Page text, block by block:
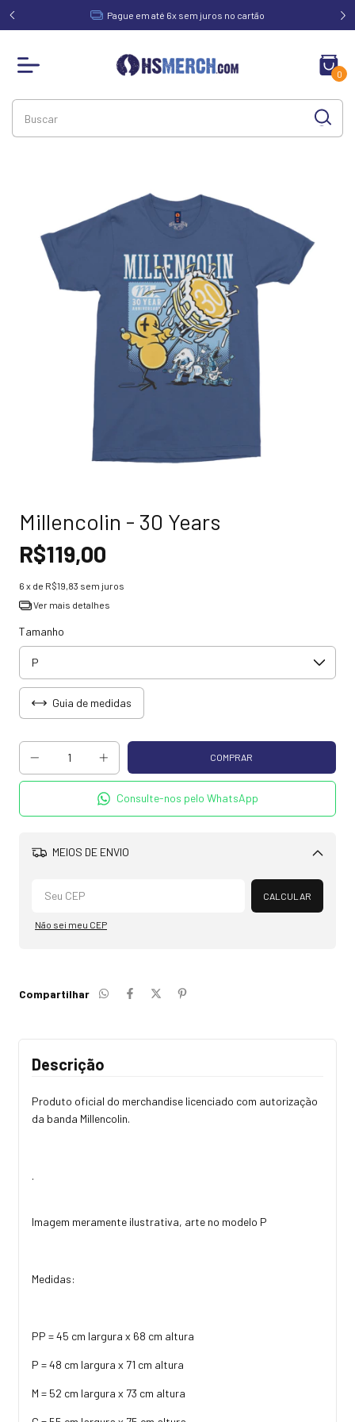
de Pague em até 6x sem juros no cartão
0
Millencolin - 30 Years
R$119,00
6 x de R$19,83 sem juros
Ver mais detalhes
Tamanho
Guia de medidas
Consulte-nos pelo WhatsApp
MEIOS DE ENVIO
Alterar CEP
CALCULAR
Não sei meu CEP
Compartilhar
Descrição
Produto oficial do merchandise licenciado com autorização
da banda Millencolin.
.
Imagem meramente ilustrativa, arte no modelo P
Medidas:
PP = 45 cm largura x 68 cm altura
P = 48 cm largura x 71 cm altura
M = 52 cm largura x 73 cm altura